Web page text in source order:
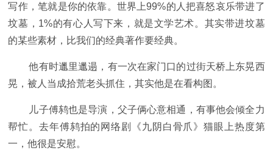
写作，笔就是你的依靠。世界上99%的人把喜怒哀乐带进了
坟墓，1%的有心人写下来，就是文学艺术。其实带进坟墓
的某些素材，比我们的经典著作要经典。
他有时邋里邋遢，有一次在家门口的过街天桥上东晃西
晃，被人当成拾荒老头抓住，其实他是在看构图。
儿子傅鸫也是导演，父子俩心意相通，有事他会倾全力
帮忙。去年傅鸫拍的网络剧《九阴白骨爪》猫眼上热度第
一，他很是安慰。